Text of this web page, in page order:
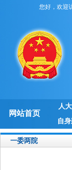
您好，欢迎
网站首页
人
自
一委两院